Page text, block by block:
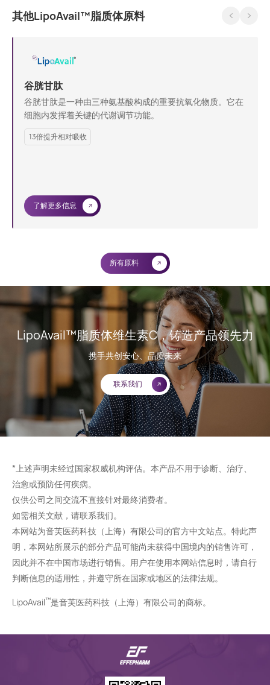
其他LipoAvail™脂质体原料
谷胱甘肽
谷胱甘肽是一种由三种氨基酸构成的重要抗氧化物质。它在
细胞内发挥着关键的代谢调节功能。
13倍提升相对吸收
了解更多信息
所有原料
LipoAvail™脂质体维生素C，铸造产品领先力
携手共创安心、品质未来
联系我们
*上述声明未经过国家权威机构评估。本产品不用于诊断、治疗、
治愈或预防任何疾病。
仅供公司之间交流不直接针对最终消费者。
如需相关文献，请联系我们。
本网站为音芙医药科技（上海）有限公司的官方中文站点。特此声
明，本网站所展示的部分产品可能尚未获得中国境内的销售许可，
因此并不在中国市场进行销售。用户在使用本网站信息时，请自行
判断信息的适用性，并遵守所在国家或地区的法律法规。
LipoAvail™是音芙医药科技（上海）有限公司的商标。